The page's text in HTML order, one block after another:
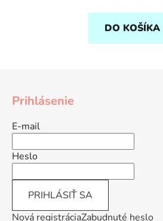
DO KOŠÍKA
Prihlásenie
E-mail
Heslo
PRIHLÁSIŤ SA
Nová registráciaZabudnuté heslo